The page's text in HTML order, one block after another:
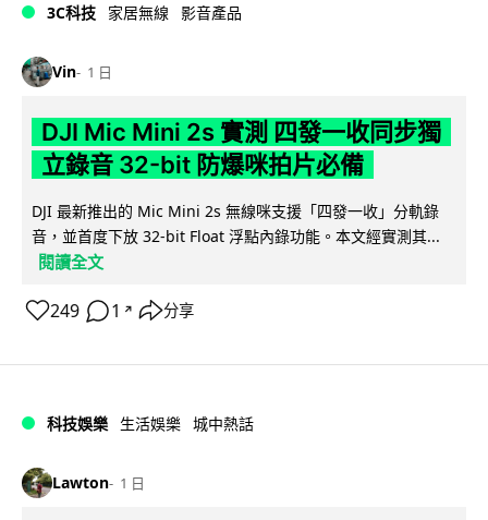
3C科技 家居無線 影音產品
Vin 1 日
DJI Mic Mini 2s 實測 四發一收同步獨
立錄音 32-bit 防爆咪拍片必備
DJI 最新推出的 Mic Mini 2s 無線咪支援「四發一收」分軌錄
音，並首度下放 32-bit Float 浮點內錄功能。本文經實測其...
閱讀全文
249 1 ↗ 分享
科技娛樂 生活娛樂 城中熱話
Lawton 1 日